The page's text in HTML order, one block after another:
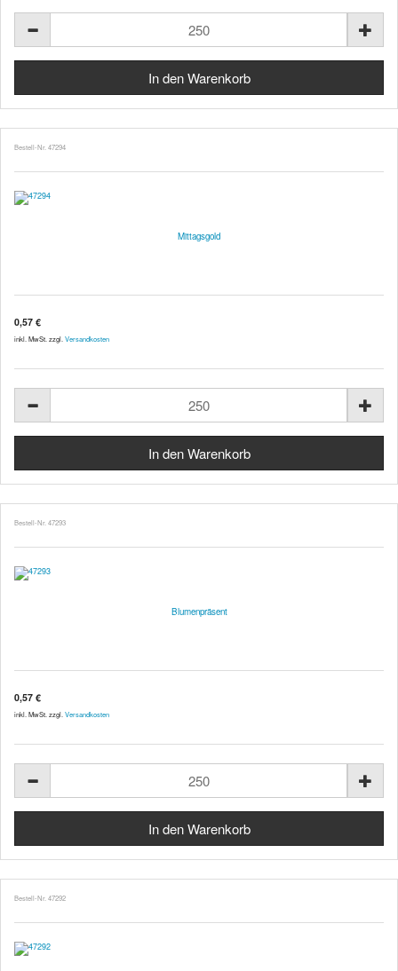
Bestell-Nr. 47294
Mittagsgold
0,57 €
inkl. MwSt. zzgl. Versandkosten
Bestell-Nr. 47293
Blumenpräsent
0,57 €
inkl. MwSt. zzgl. Versandkosten
Bestell-Nr. 47292